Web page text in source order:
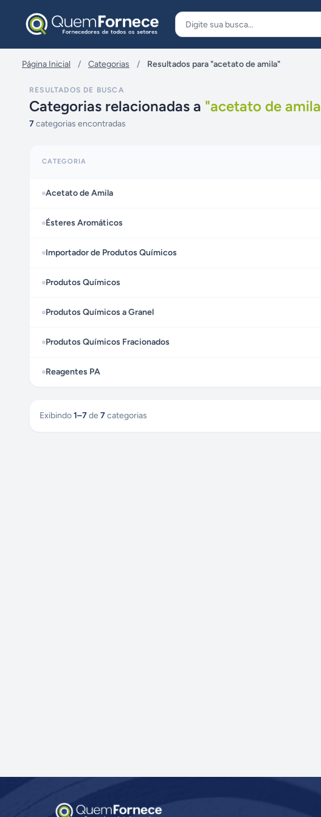
Página Inicial / Categorias / Resultados para "acetato de amila"
RESULTADOS DE BUSCA
Categorias relacionadas a "acetato de amila
7categorias encontradas
CATEGORIA
Acetato de Amila
Ésteres Aromáticos
Importador de Produtos Químicos
Produtos Químicos
Produtos Químicos a Granel
Produtos Químicos Fracionados
Reagentes PA
Exibindo1–7de 7categorias